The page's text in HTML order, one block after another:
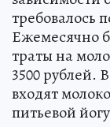
требовалось
Ежемесячно
траты на
3500 рублей.
входят
питьевой